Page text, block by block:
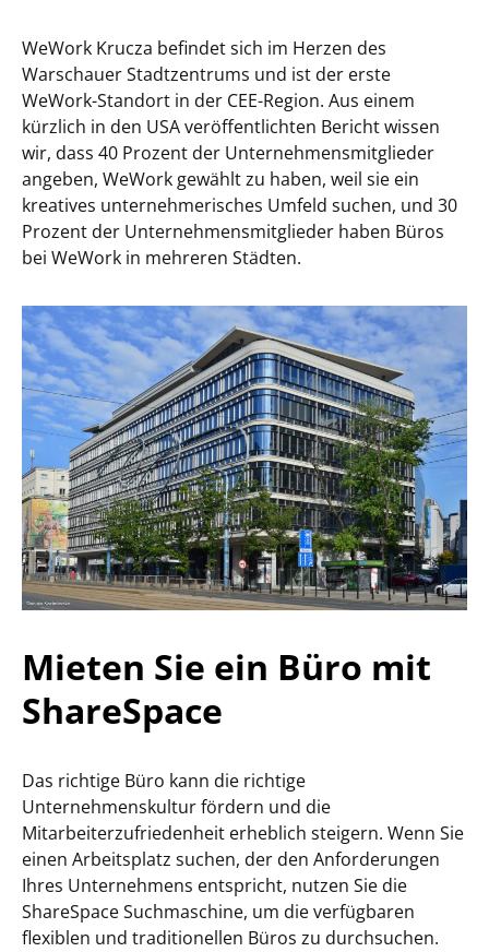
WeWork Krucza befindet sich im Herzen des
Warschauer Stadtzentrums und ist der erste
WeWork-Standort in der CEE-Region. Aus einem
kürzlich in den USA veröffentlichten Bericht wissen
wir, dass 40 Prozent der Unternehmensmitglieder
angeben, WeWork gewählt zu haben, weil sie ein
kreatives unternehmerisches Umfeld suchen, und 30
Prozent der Unternehmensmitglieder haben Büros
bei WeWork in mehreren Städten.
Mieten Sie ein Büro mit
ShareSpace
Das richtige Büro kann die richtige
Unternehmenskultur fördern und die
Mitarbeiterzufriedenheit erheblich steigern. Wenn Sie
einen Arbeitsplatz suchen, der den Anforderungen
Ihres Unternehmens entspricht, nutzen Sie die
ShareSpace Suchmaschine, um die verfügbaren
flexiblen und traditionellen Büros zu durchsuchen.